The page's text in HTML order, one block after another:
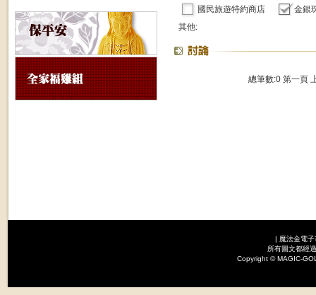
國民旅遊特約商店
金銀
其他:
總筆數:0 第一頁
| 魔法金電
所有圖文都經
Copyright © MAGIC-